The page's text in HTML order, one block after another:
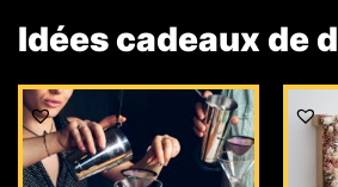
Idées cadeaux de